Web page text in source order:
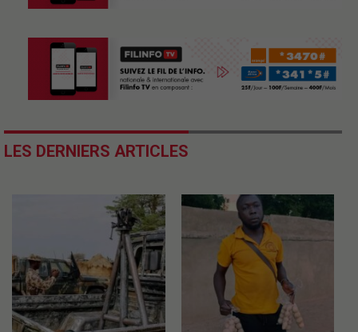
LES DERNIERS ARTICLES